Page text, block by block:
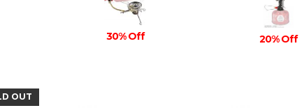
30% Off 20% Off
OUT